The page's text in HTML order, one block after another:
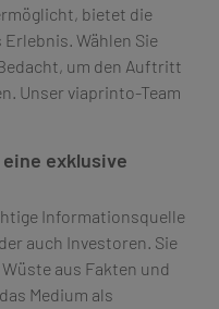
bietet die
Wählen Sie
um den Auftritt
Unser viaprinto-Team
exklusive
Informationsquelle
auch Investoren. Sie
aus Fakten und
Medium als